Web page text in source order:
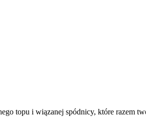
topu i wiązanej spódnicy, które razem